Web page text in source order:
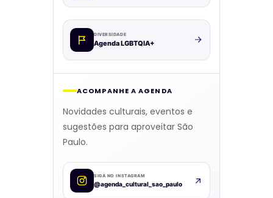
DIVERSIDADE
Agenda LGBTQIA+
ACOMPANHE A AGENDA
Novidades culturais, eventos e
sugestões para aproveitar São
Paulo.
SIGA NO INSTAGRAM
@agenda_cultural_sao_paulo